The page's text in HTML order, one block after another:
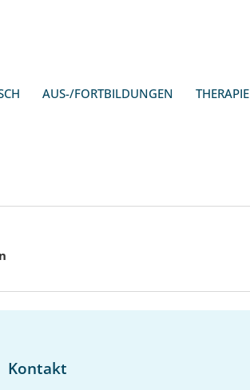
AUS-/FORTBILDUNGEN THERAPIE
Kontakt